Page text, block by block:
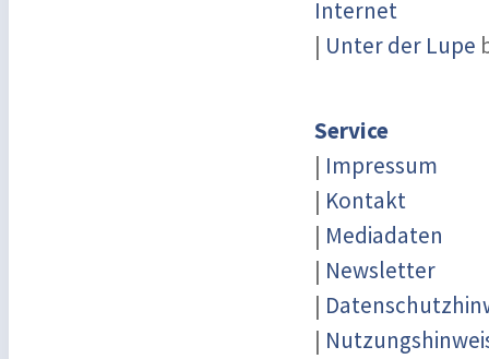
Internet
| Unter der Lupe
Service
| Impressum
| Kontakt
| Mediadaten
| Newsletter
|
|